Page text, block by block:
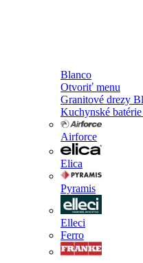
Blanco
Otvoriť menu
Granitové drezy
Kuchynské
Airforce
Elica
Pyramis
Elleci
Ferro